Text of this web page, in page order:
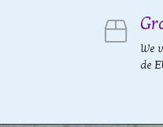
We
de